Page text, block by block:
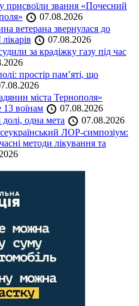
присвоїли звання «Почесний
07.08.2026
ветерана звернулася до
07.08.2026
за крадіжку газу під час
простір пам’яті, що
міста Тернополя»
воїнам
07.08.2026
долі, одна мета
07.08.2026
ЛОР-симпозіум:
методи лікування та